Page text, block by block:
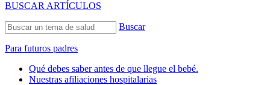
BUSCAR ARTÍCULOS
Buscar
Para futuros padres
Qué debes saber antes de que llegue el bebé.
Nuestras afiliaciones hospitalarias